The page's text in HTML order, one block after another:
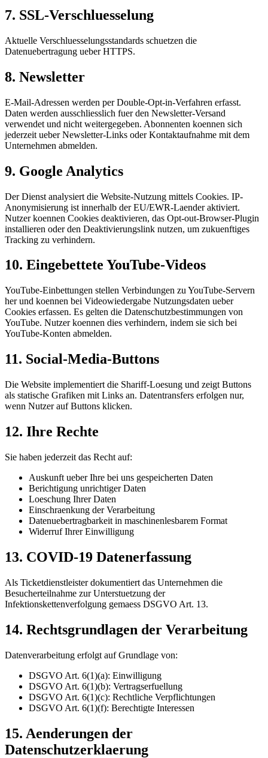
7. SSL-Verschluesselung
Aktuelle Verschluesselungsstandards schuetzen die
Datenuebertragung ueber HTTPS.
8. Newsletter
E-Mail-Adressen werden per Double-Opt-in-Verfahren erfasst.
Daten werden ausschliesslich fuer den Newsletter-Versand
verwendet und nicht weitergegeben. Abonnenten koennen sich
jederzeit ueber Newsletter-Links oder Kontaktaufnahme mit dem
Unternehmen abmelden.
9. Google Analytics
Der Dienst analysiert die Website-Nutzung mittels Cookies. IP-
Anonymisierung ist innerhalb der EU/EWR-Laender aktiviert.
Nutzer koennen Cookies deaktivieren, das Opt-out-Browser-Plugin
installieren oder den Deaktivierungslink nutzen, um zukuenftiges
Tracking zu verhindern.
10. Eingebettete YouTube-Videos
YouTube-Einbettungen stellen Verbindungen zu YouTube-Servern
her und koennen bei Videowiedergabe Nutzungsdaten ueber
Cookies erfassen. Es gelten die Datenschutzbestimmungen von
YouTube. Nutzer koennen dies verhindern, indem sie sich bei
YouTube-Konten abmelden.
11. Social-Media-Buttons
Die Website implementiert die Shariff-Loesung und zeigt Buttons
als statische Grafiken mit Links an. Datentransfers erfolgen nur,
wenn Nutzer auf Buttons klicken.
12. Ihre Rechte
Sie haben jederzeit das Recht auf:
Auskunft ueber Ihre bei uns gespeicherten Daten
Berichtigung unrichtiger Daten
Loeschung Ihrer Daten
Einschraenkung der Verarbeitung
Datenuebertragbarkeit in maschinenlesbarem Format
Widerruf Ihrer Einwilligung
13. COVID-19 Datenerfassung
Als Ticketdienstleister dokumentiert das Unternehmen die
Besucherteilnahme zur Unterstuetzung der
Infektionskettenverfolgung gemaess DSGVO Art. 13.
14. Rechtsgrundlagen der Verarbeitung
Datenverarbeitung erfolgt auf Grundlage von:
DSGVO Art. 6(1)(a): Einwilligung
DSGVO Art. 6(1)(b): Vertragserfuellung
DSGVO Art. 6(1)(c): Rechtliche Verpflichtungen
DSGVO Art. 6(1)(f): Berechtigte Interessen
15. Aenderungen der
Datenschutzerklaerung